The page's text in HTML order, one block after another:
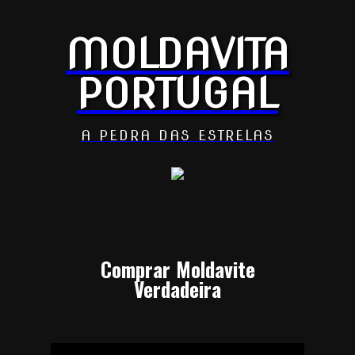
MOLDAVITA
PORTUGAL
A PEDRA DAS ESTRELAS
Comprar Moldavite
Verdadeira